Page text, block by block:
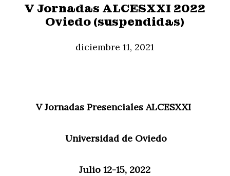
V Jornadas ALCESXXI 2022
Oviedo (suspendidas)
diciembre 11, 2021
V Jornadas Presenciales ALCESXXI
Universidad de Oviedo
Julio 12-15, 2022